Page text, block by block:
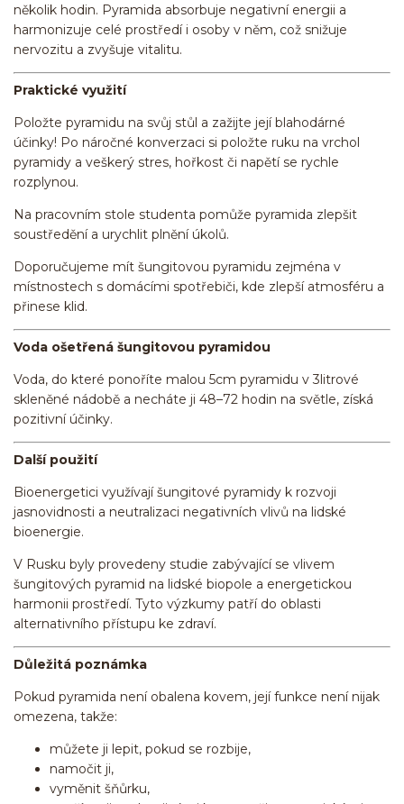
několik hodin. Pyramida absorbuje negativní energii a
harmonizuje celé prostředí i osoby v něm, což snižuje
nervozitu a zvyšuje vitalitu.
Praktické využití
Položte pyramidu na svůj stůl a zažijte její blahodárné
účinky! Po náročné konverzaci si položte ruku na vrchol
pyramidy a veškerý stres, hořkost či napětí se rychle
rozplynou.
Na pracovním stole studenta pomůže pyramida zlepšit
soustředění a urychlit plnění úkolů.
Doporučujeme mít šungitovou pyramidu zejména v
místnostech s domácími spotřebiči, kde zlepší atmosféru a
přinese klid.
Voda ošetřená šungitovou pyramidou
Voda, do které ponoříte malou 5cm pyramidu v 3litrové
skleněné nádobě a necháte ji 48–72 hodin na světle, získá
pozitivní účinky.
Další použití
Bioenergetici využívají šungitové pyramidy k rozvoji
jasnovidnosti a neutralizaci negativních vlivů na lidské
bioenergie.
V Rusku byly provedeny studie zabývající se vlivem
šungitových pyramid na lidské biopole a energetickou
harmonii prostředí. Tyto výzkumy patří do oblasti
alternativního přístupu ke zdraví.
Důležitá poznámka
Pokud pyramida není obalena kovem, její funkce není nijak
omezena, takže:
můžete ji lepit, pokud se rozbije,
namočit ji,
vyměnit šňůrku,